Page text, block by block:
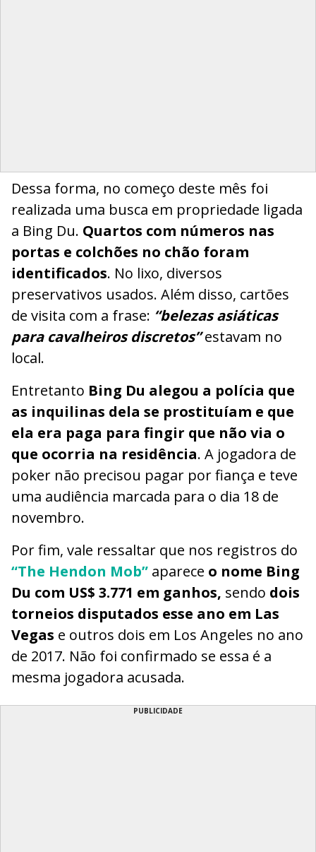
Dessa forma, no começo deste mês foi
realizada uma busca em propriedade ligada
a Bing Du. Quartos com números nas
portas e colchões no chão foram
identificados. No lixo, diversos
preservativos usados. Além disso, cartões
de visita com a frase: “belezas asiáticas
para cavalheiros discretos”estavam no
local.
Entretanto Bing Du alegou a polícia que
as inquilinas dela se prostituíam e que
ela era paga para fingir que não via o
que ocorria na residência. A jogadora de
poker não precisou pagar por fiança e teve
uma audiência marcada para o dia 18 de
novembro.
Por fim, vale ressaltar que nos registros do
“The Hendon Mob” aparece o nome Bing
Du com US$ 3.771 em ganhos, sendo dois
torneios disputados esse ano em Las
Vegas e outros dois em Los Angeles no ano
de 2017. Não foi confirmado se essa é a
mesma jogadora acusada.
PUBLICIDADE